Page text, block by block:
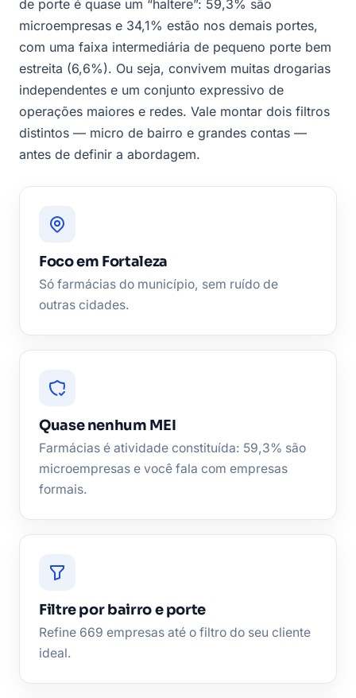
de porte é quase um “haltere”: 59,3% são
microempresas e 34,1% estão nos demais portes,
com uma faixa intermediária de pequeno porte bem
estreita (6,6%). Ou seja, convivem muitas drogarias
independentes e um conjunto expressivo de
operações maiores e redes. Vale montar dois filtros
distintos — micro de bairro e grandes contas —
antes de definir a abordagem.
Foco em Fortaleza
Só farmácias do município, sem ruído de
outras cidades.
Quase nenhum MEI
Farmácias é atividade constituída: 59,3% são
microempresas e você fala com empresas
formais.
Filtre por bairro e porte
Refine 669 empresas até o filtro do seu cliente
ideal.